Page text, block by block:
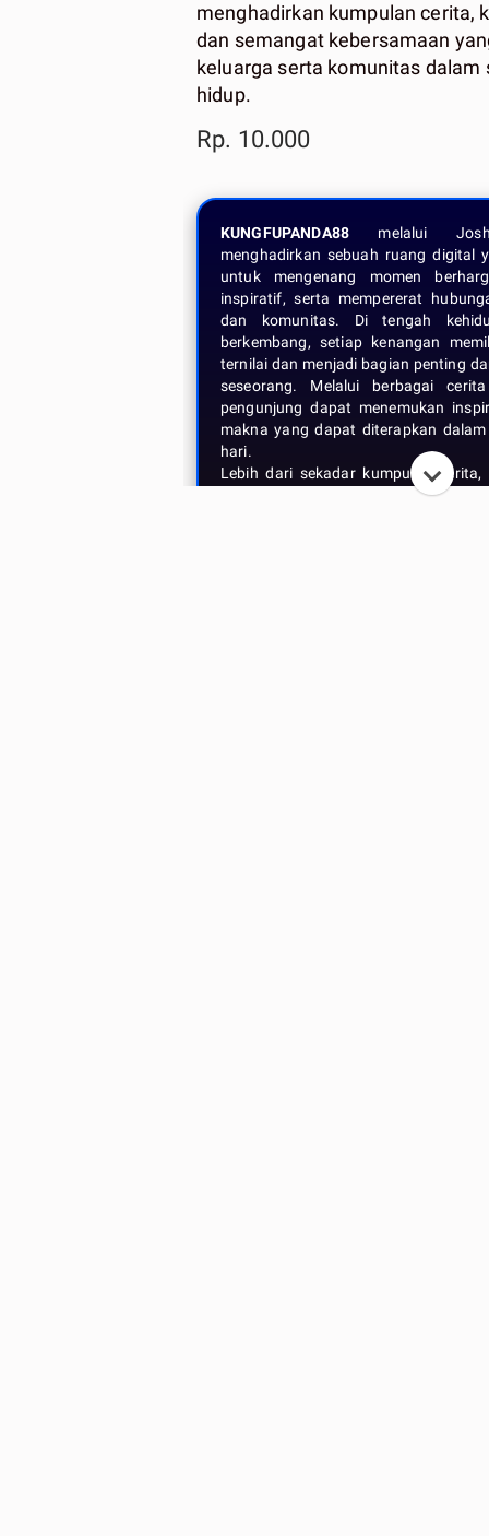
menghadirkan kumpulan cerita,
dan semangat kebersamaan
keluarga serta komunitas dalam
hidup.
Rp. 10.000
KUNGFUPANDA88melalui
menghadirkan sebuah ruang digital
untuk mengenang momen
inspiratif, serta mempererat
dan komunitas. Di tengah
berkembang, setiap kenangan
ternilai dan menjadi bagian penting
seseorang. Melalui berbagai
pengunjung dapat menemukan
makna yang dapat diterapkan
hari.
Lebih dari sekadar kumpulan cerita,
juga menjadi wadah yang